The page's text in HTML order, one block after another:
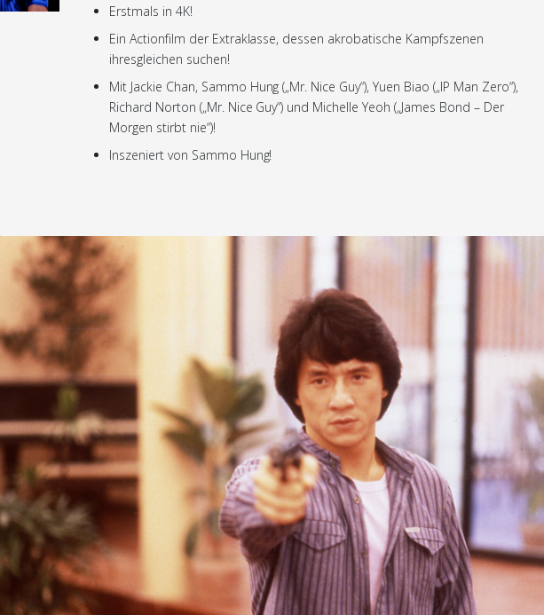
Erstmals in 4K!
Ein Actionfilm der Extraklasse, dessen akrobatische Kampfszenen
ihresgleichen suchen!
Mit Jackie Chan, Sammo Hung („Mr. Nice Guy“), Yuen Biao („IP Man Zero“),
Richard Norton („Mr. Nice Guy“) und Michelle Yeoh („James Bond – Der
Morgen stirbt nie“)!
Inszeniert von Sammo Hung!